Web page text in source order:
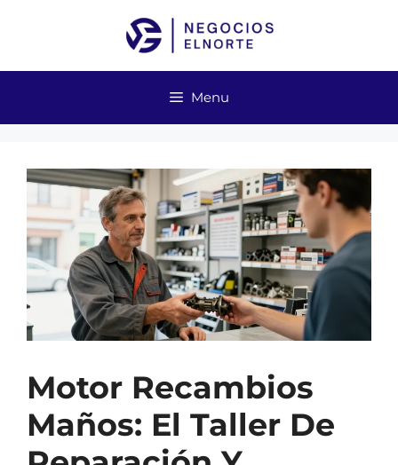
Menu
Motor Recambios
Maños: El Taller De